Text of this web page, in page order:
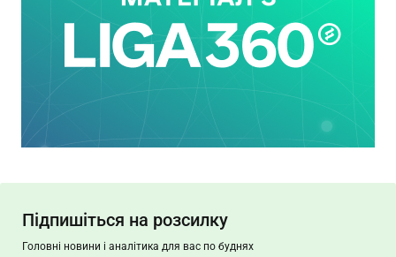
Підпишіться на розсилку
Головні новини і аналітика для вас по буднях